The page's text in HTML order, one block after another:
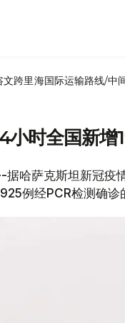
文跨里海国际运输路线/中
小时全国新增
哈萨克斯坦新冠
例经PCR检测确诊